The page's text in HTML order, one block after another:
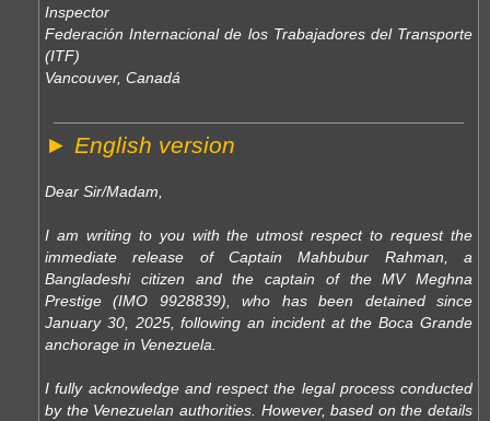
Inspector
Federación Internacional de los Trabajadores del Transporte
(ITF)
Vancouver, Canadá
► English version
Dear Sir/Madam,
I am writing to you with the utmost respect to request the
immediate release of Captain Mahbubur Rahman, a
Bangladeshi citizen and the captain of the MV Meghna
Prestige (IMO 9928839), who has been detained since
January 30, 2025, following an incident at the Boca Grande
anchorage in Venezuela.
I fully acknowledge and respect the legal process conducted
by the Venezuelan authorities. However, based on the details